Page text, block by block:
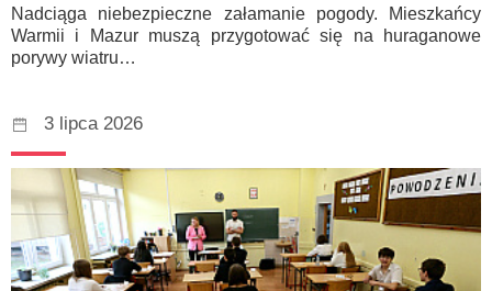
Nadciąga niebezpieczne załamanie pogody. Mieszkańcy
Warmii i Mazur muszą przygotować się na huraganowe
porywy wiatru…
3 lipca 2026